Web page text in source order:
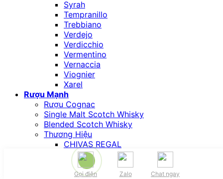
Syrah
Tempranillo
Trebbiano
Verdejo
Verdicchio
Vermentino
Vernaccia
Viognier
Xarel
Rượu Mạnh
Rượu Cognac
Single Malt Scotch Whisky
Blended Scotch Whisky
Thương Hiệu
CHIVAS REGAL
JOHNNIE WALKER
BALLANTINE’S
THE GLENLIVET
Gọi điện Zalo Chat ngay